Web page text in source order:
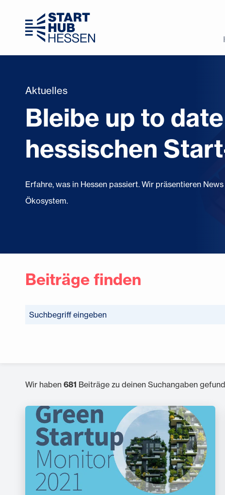
Aktuelles
Bleibe up to
hessischen
Erfahre, was in Hessen passiert. Wir präsentieren
Ökosystem.
Beiträge finden
Wir haben 681 Beiträge zu deinen Suchangaben